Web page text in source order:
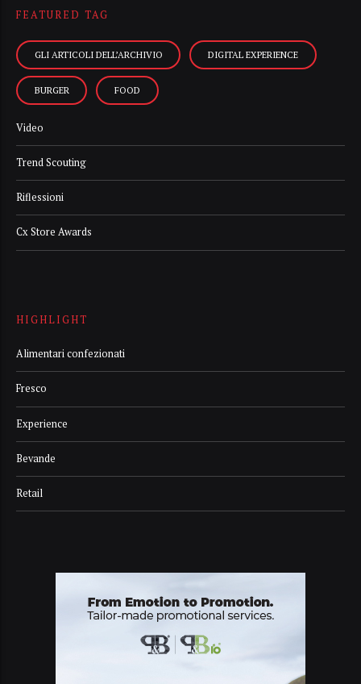
FEATURED TAG
GLI ARTICOLI DELL’ARCHIVIO DIGITAL EXPERIENCE
BURGER FOOD
Video
Trend Scouting
Riflessioni
Cx Store Awards
HIGHLIGHT
Alimentari confezionati
Fresco
Experience
Bevande
Retail